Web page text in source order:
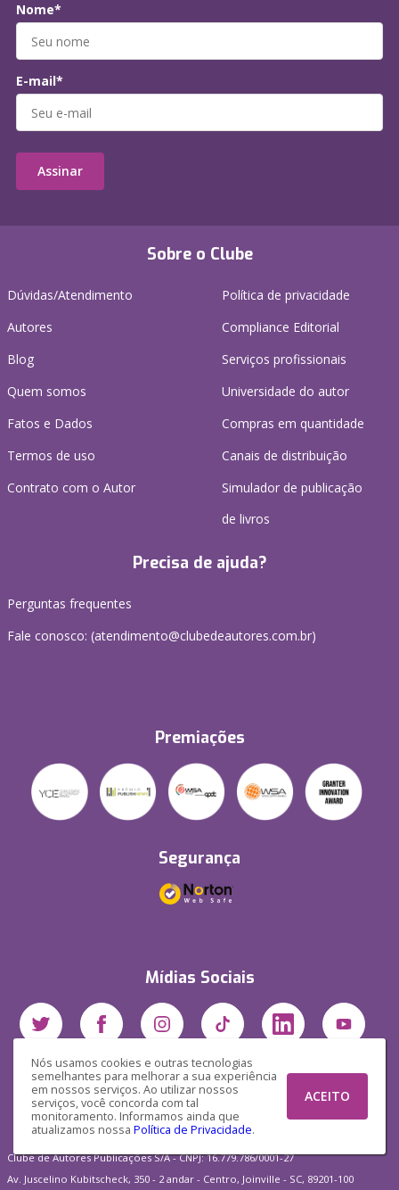
Nós usamos cookies e outras tecnologias
semelhantes para melhorar a sua experiência
em nossos serviços. Ao utilizar nossos
serviços, você concorda com tal
monitoramento. Informamos ainda que
atualizamos nossa Política de Privacidade.
ACEITO
Sobre o Clube
Dúvidas/Atendimento
Autores
Blog
Quem somos
Fatos e Dados
Termos de uso
Contrato com o Autor
Política de privacidade
Compliance Editorial
Serviços profissionais
Universidade do autor
Compras em quantidade
Canais de distribuição
Simulador de publicação
de livros
Precisa de ajuda?
Perguntas frequentes
Fale conosco: (atendimento@clubedeautores.com.br)
Premiações
Segurança
Mídias Sociais
Nome*
E-mail*
Assinar
Clube de Autores Publicações S/A - CNPJ: 16.779.786/0001-27
Av. Juscelino Kubitscheck, 350 - 2 andar - Centro, Joinville - SC, 89201-100